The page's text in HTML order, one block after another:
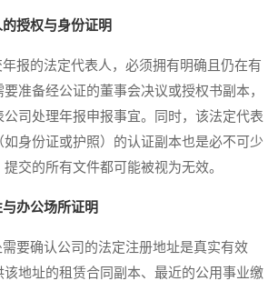
授权与身份证明
的法定代表人，必须拥有明确且仍在有
准备经公证的董事会决议或授权书副本，
公司处理年报申报事宜。同时，该法定代表
如身份证或护照）的认证副本也是必不可少
交的所有文件都可能被视为无效。
办公场所证明
确认公司的法定注册地址是真实有效
该地址的租赁合同副本、最近的公用事业缴